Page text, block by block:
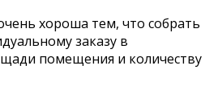
хороша тем, что собрать
заказу в
помещения и количеству